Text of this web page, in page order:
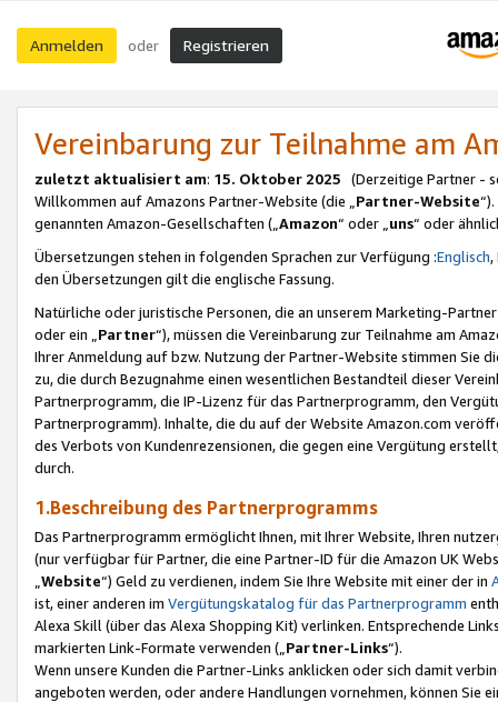
Anmelden oder Registrieren
Vereinbarung zur Teilnahme am
zuletzt aktualisiert am: 15. Oktober 2025 (Derzeitige Partner -
Willkommen auf Amazons Partner-Website (die „Partner-Website
genannten Amazon-Gesellschaften („Amazon“ oder „uns“ oder
Übersetzungen stehen in folgenden Sprachen zur Verfügung :Englisch,
den Übersetzungen gilt die englische Fassung.
Natürliche oder juristische Personen, die an unserem Marketing-
oder ein „Partner“), müssen die Vereinbarung zur Teilnahme am
Ihrer Anmeldung auf bzw. Nutzung der Partner-Website stimmen Sie
zu, die durch Bezugnahme einen wesentlichen Bestandteil dieser
Partnerprogramm, die IP-Lizenz für das Partnerprogramm, den
Partnerprogramm). Inhalte, die du auf der Website Amazon.com
des Verbots von Kundenrezensionen, die gegen eine Vergütung
durch.
1.Beschreibung des Partnerprogramms
Das Partnerprogramm ermöglicht Ihnen, mit Ihrer Website, Ihren
(nur verfügbar für Partner, die eine Partner-ID für die Amazon UK
Website“) Geld zu verdienen, indem Sie Ihre Website mit einer der in
ist, einer anderen im Vergütungskatalog für das Partnerprogramm
Alexa Skill (über das Alexa Shopping Kit) verlinken. Entsprechende
markierten Link-Formate verwenden („ Partner-Links“).
Wenn unsere Kunden die Partner-Links anklicken oder sich damit
angeboten werden, oder andere Handlungen vornehmen, können Sie